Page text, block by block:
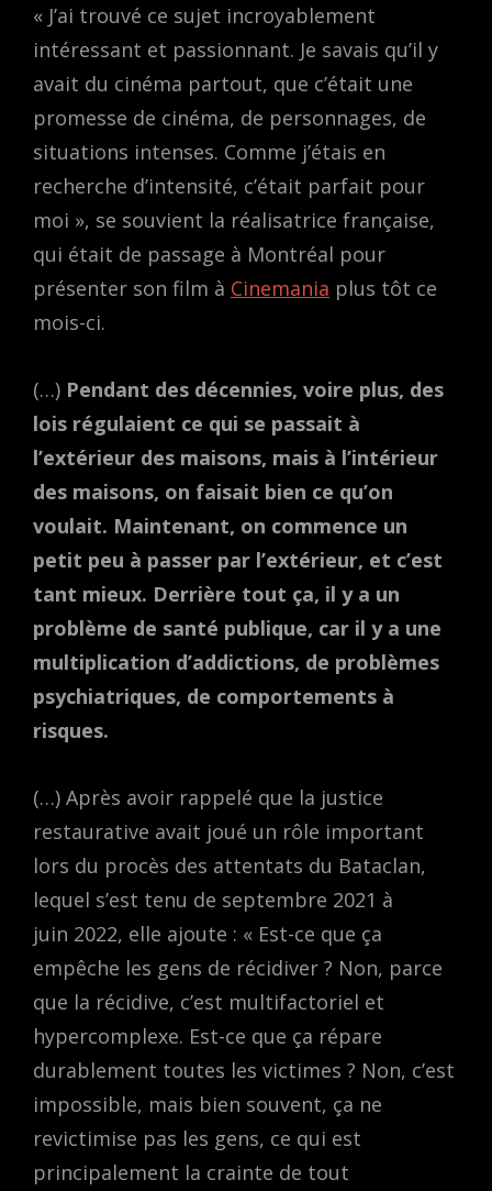
« J’ai trouvé ce sujet incroyablement
intéressant et passionnant. Je savais qu’il y
avait du cinéma partout, que c’était une
promesse de cinéma, de personnages, de
situations intenses. Comme j’étais en
recherche d’intensité, c’était parfait pour
moi », se souvient la réalisatrice française,
qui était de passage à Montréal pour
présenter son film à Cinemania plus tôt ce
mois-ci.
(…) Pendant des décennies, voire plus, des
lois régulaient ce qui se passait à
l’extérieur des maisons, mais à l’intérieur
des maisons, on faisait bien ce qu’on
voulait. Maintenant, on commence un
petit peu à passer par l’extérieur, et c’est
tant mieux. Derrière tout ça, il y a un
problème de santé publique, car il y a une
multiplication d’addictions, de problèmes
psychiatriques, de comportements à
risques.
(…) Après avoir rappelé que la justice
restaurative avait joué un rôle important
lors du procès des attentats du Bataclan,
lequel s’est tenu de septembre 2021 à
juin 2022, elle ajoute : « Est-ce que ça
empêche les gens de récidiver ? Non, parce
que la récidive, c’est multifactoriel et
hypercomplexe. Est-ce que ça répare
durablement toutes les victimes ? Non, c’est
impossible, mais bien souvent, ça ne
revictimise pas les gens, ce qui est
principalement la crainte de tout